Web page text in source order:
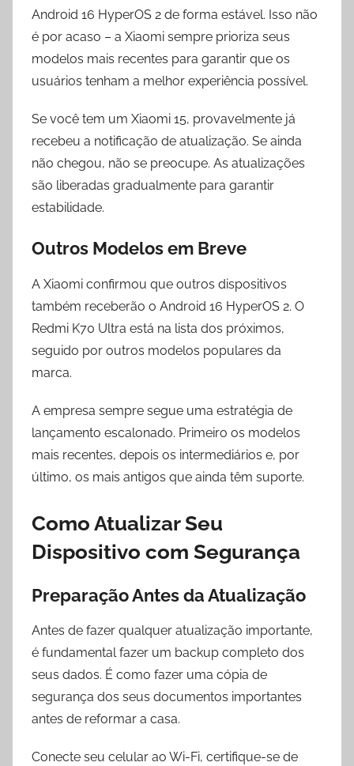
Android 16 HyperOS 2 de forma estável. Isso não
é por acaso – a Xiaomi sempre prioriza seus
modelos mais recentes para garantir que os
usuários tenham a melhor experiência possível.
Se você tem um Xiaomi 15, provavelmente já
recebeu a notificação de atualização. Se ainda
não chegou, não se preocupe. As atualizações
são liberadas gradualmente para garantir
estabilidade.
Outros Modelos em Breve
A Xiaomi confirmou que outros dispositivos
também receberão o Android 16 HyperOS 2. O
Redmi K70 Ultra está na lista dos próximos,
seguido por outros modelos populares da
marca.
A empresa sempre segue uma estratégia de
lançamento escalonado. Primeiro os modelos
mais recentes, depois os intermediários e, por
último, os mais antigos que ainda têm suporte.
Como Atualizar Seu
Dispositivo com Segurança
Preparação Antes da Atualização
Antes de fazer qualquer atualização importante,
é fundamental fazer um backup completo dos
seus dados. É como fazer uma cópia de
segurança dos seus documentos importantes
antes de reformar a casa.
Conecte seu celular ao Wi-Fi, certifique-se de